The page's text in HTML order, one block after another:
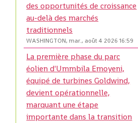
des opportunités de croissance
au-delà des marchés
traditionnels
WASHINGTON, mar., août 4 2026 16:59
La première phase du parc
éolien d'Ummbila Emoyeni,
équipé de turbines Goldwind,
devient opérationnelle,
marquant une étape
importante dans la transition